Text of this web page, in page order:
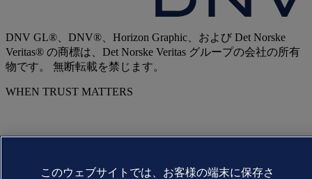
DNV GL®、DNV®、Horizon Graphic、および Det Norske
Veritas® の商標は、Det Norske Veritas グループの会社の所有
物です。 無断転載を禁じます。
WHEN TRUST MATTERS
このウェブサイトでは、お客様の端末に保存さ